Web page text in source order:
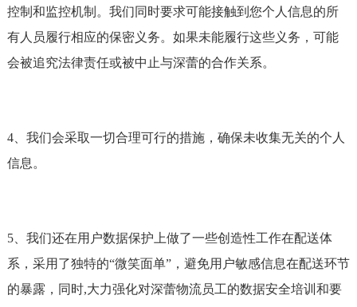
控制和监控机制。我们同时要求可能接触到您个人信息的所
有人员履行相应的保密义务。如果未能履行这些义务，可能
会被追究法律责任或被中止与深蕾的合作关系。
4、我们会采取一切合理可行的措施，确保未收集无关的个人
信息。
5、我们还在用户数据保护上做了一些创造性工作在配送体
系，采用了独特的“微笑面单”，避免用户敏感信息在配送环节
的暴露，同时,大力强化对深蕾物流员工的数据安全培训和要